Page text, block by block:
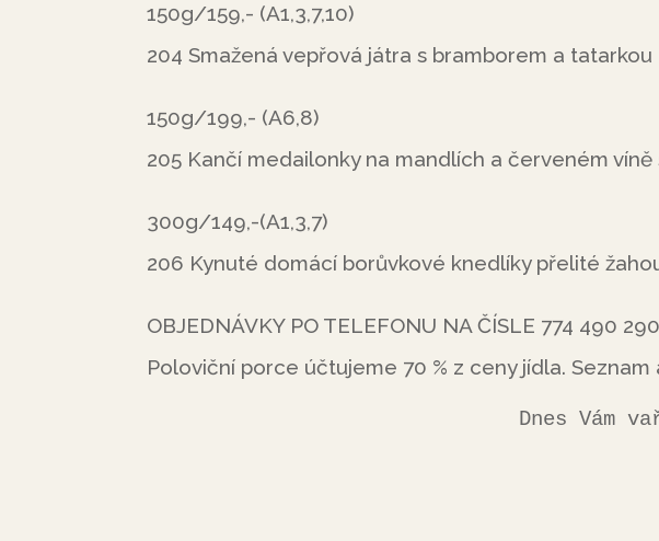
150g/159,- (A1,3,7,10)
204 Smažená vepřová játra s bramborem a tatarkou
150g/199,- (A6,8)
205 Kančí medailonky na mandlích a červeném
300g/149,-(A1,3,7)
206 Kynuté domácí borůvkové knedlíky přelité
OBJEDNÁVKY PO TELEFONU NA ČÍSLE 774 490 290
Poloviční porce účtujeme 70 % z ceny jídla.